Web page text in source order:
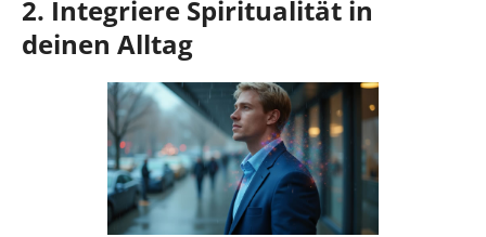
2. Integriere Spiritualität in
deinen Alltag